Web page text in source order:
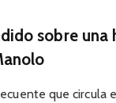
sobre una
que circula